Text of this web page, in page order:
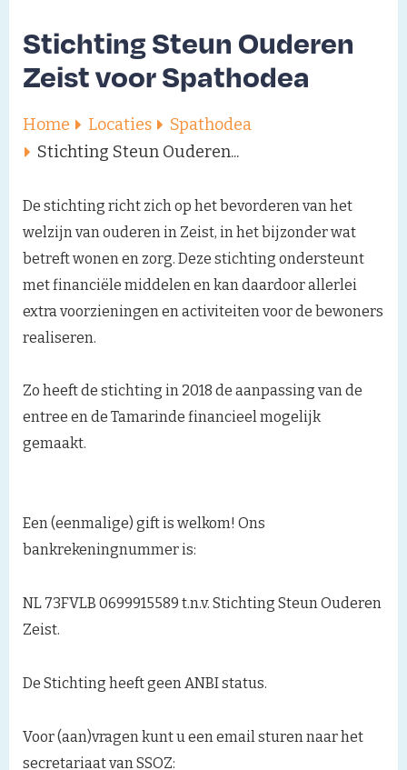
Stichting Steun Ouderen
Zeist voor Spathodea
Home Locaties
Spathodea
Stichting Steun Ouderen...
De stichting richt zich op het bevorderen van het
welzijn van ouderen in Zeist, in het bijzonder wat
betreft wonen en zorg. Deze stichting ondersteunt
met financiële middelen en kan daardoor allerlei
extra voorzieningen en activiteiten voor de bewoners
realiseren.
Zo heeft de stichting in 2018 de aanpassing van de
entree en de Tamarinde financieel mogelijk
gemaakt.
Een (eenmalige) gift is welkom! Ons
bankrekeningnummer is:
NL 73FVLB 0699915589 t.n.v. Stichting Steun Ouderen
Zeist.
De Stichting heeft geen ANBI status.
Voor (aan)vragen kunt u een email sturen naar het
secretariaat van SSOZ: